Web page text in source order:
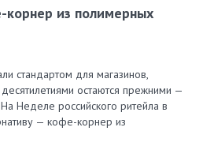
корнер из полимерных
стандартом для магазинов,
остаются прежними —
Неделе российского ритейла в
— кофе-корнер из